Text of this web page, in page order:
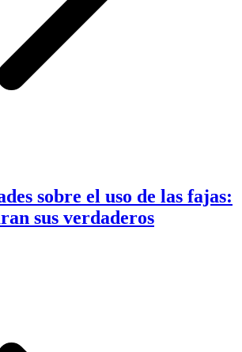
sobre el uso de las fajas:
sus verdaderos